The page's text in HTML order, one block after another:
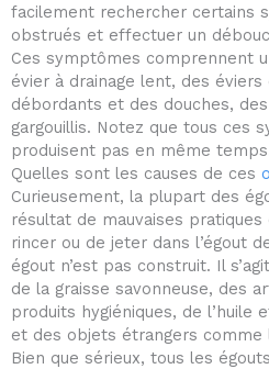
facilement rechercher certains
obstrués et effectuer un
Ces symptômes comprennent
évier à drainage lent, des
débordants et des douches,
gargouillis. Notez que tous ces
produisent pas en même
Quelles sont les causes de ces
Curieusement, la plupart des
résultat de mauvaises pratiques
rincer ou de jeter dans l’égout
égout n’est pas construit. Il
de la graisse savonneuse, des
produits hygiéniques, de l’huile
et des objets étrangers comme
Bien que sérieux, tous les